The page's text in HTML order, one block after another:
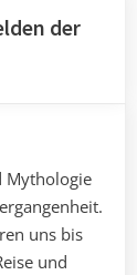
der
Mythologie
uns bis
und